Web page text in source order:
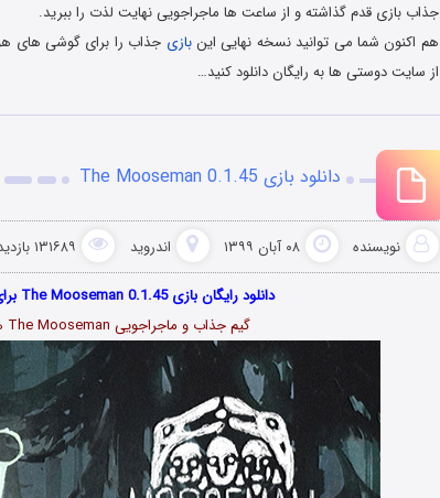
جذاب بازی قدم گذاشته و از ساعت ها ماجراجویی نهایت لذت را ببرید.
هم اکنون شما می توانید نسخه نهایی اینبازی
از سایت دوستی ها به رایگان دانلود کنید…
دانلود بازی The Mooseman 0.1.45
نویسنده ۰۸ آبان ۱۳۹۹ اندروید ۱۳۱۶۸۹ بازدید
دانلود رایگان بازی The Mooseman 0.1.45 برای گوشی های اندروید
گیم جذاب و ماجراجویی The Mooseman همراه با فایل دیتا